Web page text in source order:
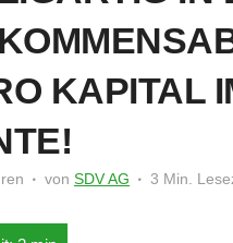
KAPITAL
von SDV AG 3 Min.